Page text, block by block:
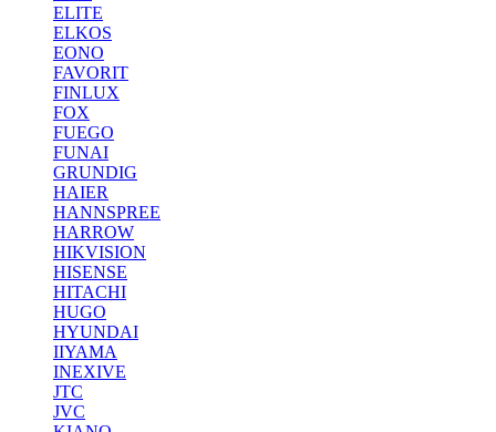
ELITE
ELKOS
EONO
FAVORIT
FINLUX
FOX
FUEGO
FUNAI
GRUNDIG
HAIER
HANNSPREE
HARROW
HIKVISION
HISENSE
HITACHI
HUGO
HYUNDAI
IIYAMA
INEXIVE
JTC
JVC